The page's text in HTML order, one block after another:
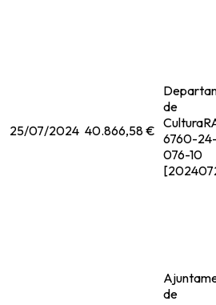
25/07/2024 40.866,58 €
de
Cultura
6760-24-
076-10
de